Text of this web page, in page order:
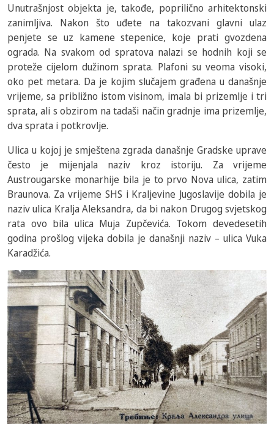
Unutrašnjost objekta je, takođe, poprilično arhitektonski
zanimljiva. Nakon što uđete na takozvani glavni ulaz
penjete se uz kamene stepenice, koje prati gvozdena
ograda. Na svakom od spratova nalazi se hodnih koji se
proteže cijelom dužinom sprata. Plafoni su veoma visoki,
oko pet metara. Da je kojim slučajem građena u današnje
vrijeme, sa približno istom visinom, imala bi prizemlje i tri
sprata, ali s obzirom na tadaši način gradnje ima prizemlje,
dva sprata i potkrovlje.
Ulica u kojoj je smještena zgrada današnje Gradske uprave
često je mijenjala naziv kroz istoriju. Za vrijeme
Austrougarske monarhije bila je to prvo Nova ulica, zatim
Braunova. Za vrijeme SHS i Kraljevine Jugoslavije dobila je
naziv ulica Kralja Aleksandra, da bi nakon Drugog svjetskog
rata ovo bila ulica Muja Zupčevića. Tokom devedesetih
godina prošlog vijeka dobila je današnji naziv – ulica Vuka
Karadžića.